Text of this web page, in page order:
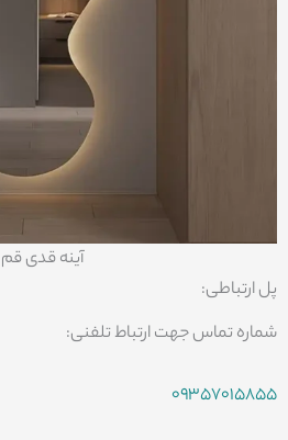
آینه قدی قم
پل ارتباطی:
شماره تماس جهت ارتباط تلفنی:
09357015855